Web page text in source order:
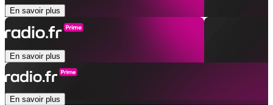
En savoir plus
En savoir plus
En savoir plus